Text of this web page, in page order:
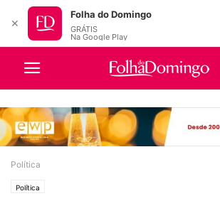
Política
Política
✕
Folha do Domingo
GRÁTIS
Na Google Play